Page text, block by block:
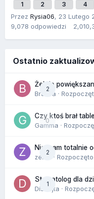
1 2 3 4
Przez Rysia06, 23 Lutego
9,078 odpowiedzi
Ostatnio
2
Żel do
Bravva ·
0
Czy ktoś brał
Gamma ·
2
Nie mam totalnie
zenla
· Rozpoczęto
1
Stomatolog dla
Disnejta ·